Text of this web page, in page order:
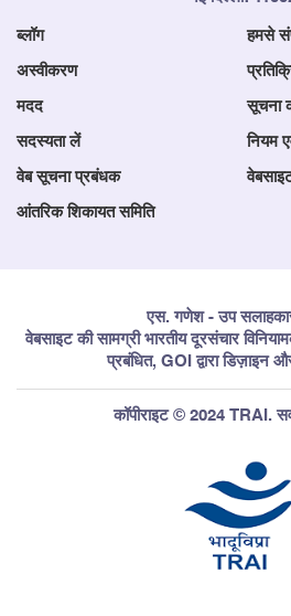
ब्लॉग हमसे
अस्वीकरण
मदद सूचना
सदस्यता लें नियम
वेब सूचना प्रबंधक
आंतरिक शिकायत समिति
एस. गणेश - उप
वेबसाइट की सामग्री भारतीय दूरसंचार
प्रबंधित, GOI द्वारा डिज़ाइन
कॉपीराइट © 2024 TRAI.